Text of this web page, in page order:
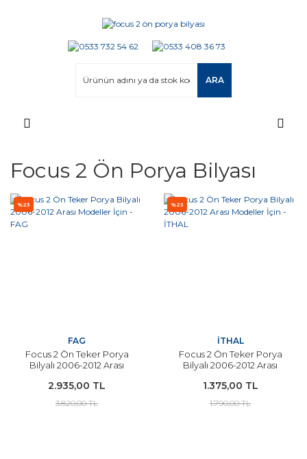
ARA
Focus 2 Ön Porya Bilyası
%23
FAG
Focus 2 Ön Teker Porya
Bilyalı 2006-2012 Arası
2.935,00 TL
3.820,00 TL
%23
İTHAL
Focus 2 Ön Teker Porya
Bilyalı 2006-2012 Arası
1.375,00 TL
1.790,00 TL